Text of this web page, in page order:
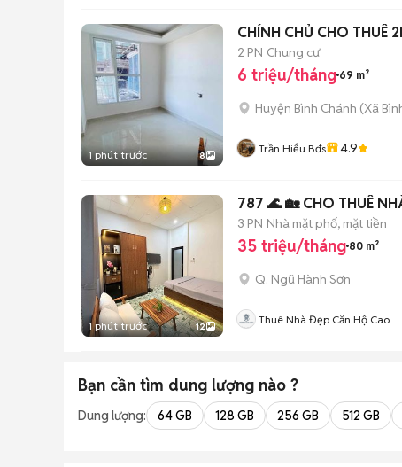
1 phút trước 8
CHÍNH CHỦ CHO
2 PN Chung cư
6 triệu/tháng 69 m²
Huyện Bình Chánh (Xã
Trần Hiểu Bđs 4.9
1 phút trước 12
787 🌊 🏡 CHO THUÊ
3 PN Nhà mặt phố, mặt tiền
35 triệu/tháng 80 m²
Q. Ngũ Hành Sơn
Thuê Nhà Đẹp Căn Hộ Cao
Bạn cần tìm dung lượng nào ?
Dung lượng: 64 GB 128 GB 256 GB 512 GB